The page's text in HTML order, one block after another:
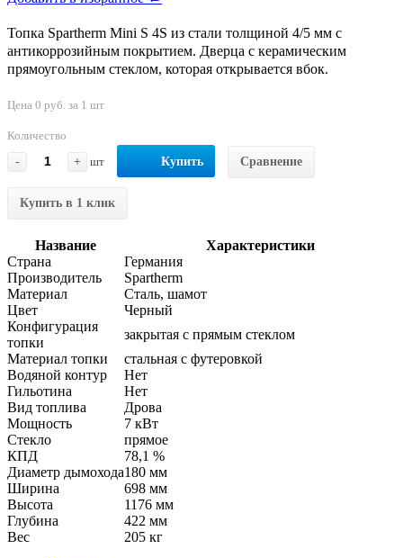
Топка Spartherm Mini S 4S из стали толщиной 4/5 мм с
антикоррозийным покрытием. Дверца с керамическим
прямоугольным стеклом, которая открывается вбок.
Цена 0 руб. за 1 шт
Количество
-
+ шт Купить Сравнение
Купить в 1 клик
Название
Характеристики
Страна
Германия
Производитель
Spartherm
Материал
Сталь, шамот
Цвет
Черный
Конфигурация
топки
закрытая с прямым стеклом
Материал топки
стальная с футеровкой
Водяной контур
Нет
Гильотина
Нет
Вид топлива
Дрова
Мощность
7 кВт
Стекло
прямое
КПД
78,1 %
Диаметр дымохода180 мм
Ширина
698 мм
Высота
1176 мм
Глубина
422 мм
Вес
205 кг